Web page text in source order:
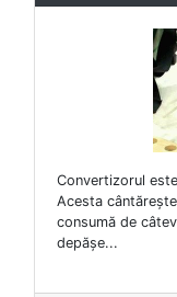
Convertizorul
Acesta
consumă de
depășe...